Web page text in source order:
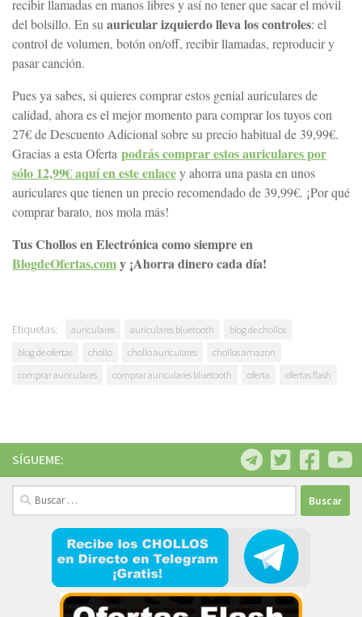
recibir llamadas en manos libres y así no tener que sacar el móvil
del bolsillo. En suauricular izquierdo lleva los controles: el
control de volumen, botón on/off, recibir llamadas, reproducir y
pasar canción.
Pues ya sabes, si quieres comprar estos genial auriculares de
calidad, ahora es el mejor momento para comprar los tuyos con
27€ de Descuento Adicional sobre su precio habitual de 39,99€.
Gracias a esta Oferta podrás comprar estos auriculares por
sólo 12,99€ aquí en este enlacey ahorra una pasta en unos
auriculares que tienen un precio recomendado de 39,99€. ¡Por qué
comprar barato, nos mola más!
Tus Chollos en Electrónica como siempre en
BlogdeOfertas.comy ¡Ahorra dinero cada día!
Etiquetas: auriculares auriculares bluetooth
blog de chollos
blog de ofertas
chollo chollo auriculares
chollos amazon
comprar auriculares
comprar auriculares bluetooth oferta ofertas flash
SÍGUEME:
Buscar: